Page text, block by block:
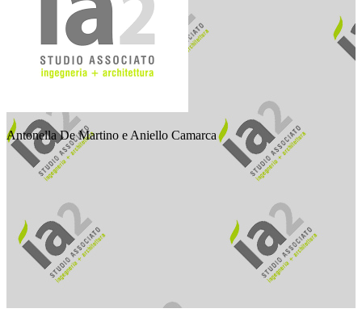
Antonella De Martino e Aniello Camarca